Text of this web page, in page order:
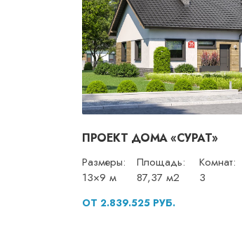
ПРОЕКТ ДОМА «СУРАТ»
Размеры:
13×9 м
Площадь:
87,37 м2
Комнат:
3
ОТ 2.839.525 РУБ.